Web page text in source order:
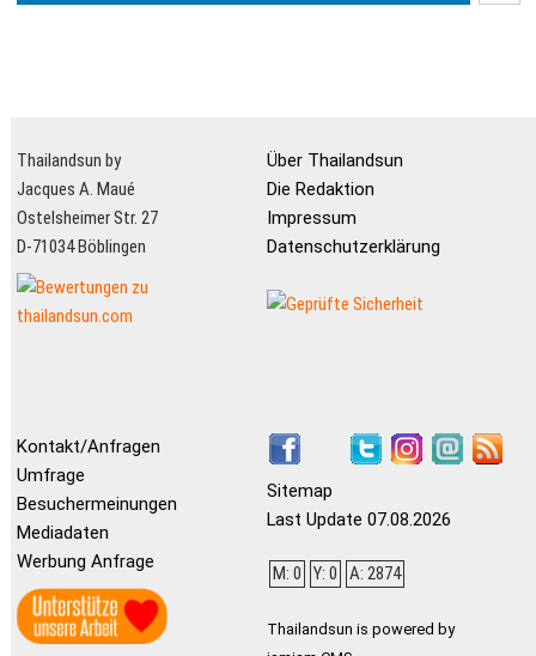
Thailandsun by
Jacques A. Maué
Ostelsheimer Str. 27
D-71034 Böblingen
Über Thailandsun
Die Redaktion
Impressum
Datenschutzerklärung
Kontakt/Anfragen
Umfrage
Besuchermeinungen
Mediadaten
Werbung Anfrage
Sitemap
Last Update 07.08.2026
M: 0 Y: 0 A: 2874
Thailandsun is powered by